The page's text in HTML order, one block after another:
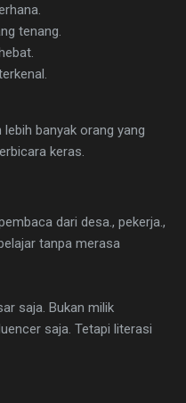
tenang.
banyak orang yang
keras.
dari desa., pekerja.,
tanpa merasa
saja. Bukan milik
saja. Tetapi literasi